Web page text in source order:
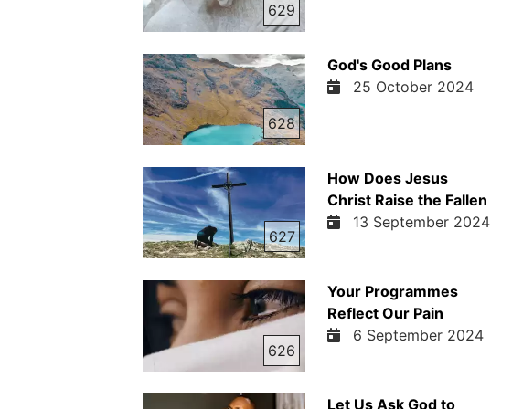
629
628
God's Good Plans
25 October 2024
627
How Does Jesus
Christ Raise the Fallen
13 September 2024
626
Your Programmes
Reflect Our Pain
6 September 2024
Let Us Ask God to